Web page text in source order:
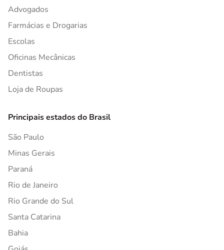
Advogados
Farmácias e Drogarias
Escolas
Oficinas Mecânicas
Dentistas
Loja de Roupas
Principais estados do Brasil
São Paulo
Minas Gerais
Paraná
Rio de Janeiro
Rio Grande do Sul
Santa Catarina
Bahia